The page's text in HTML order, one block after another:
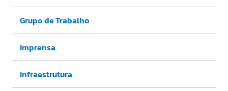
Grupo de Trabalho
Imprensa
Infraestrutura